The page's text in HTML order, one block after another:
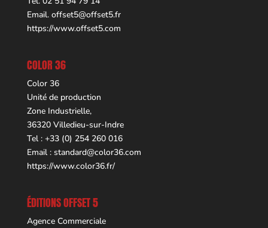
Email. offset5@offset5.fr
https://www.offset5.com
COLOR 36
Color 36
Unité de production
Zone Industrielle,
36320 Villedieu-sur-Indre
Tel : +33 (0) 254 260 016
Email : standard@color36.com
https://www.color36.fr/
ÉDITIONS OFFSET 5
Agence Commerciale